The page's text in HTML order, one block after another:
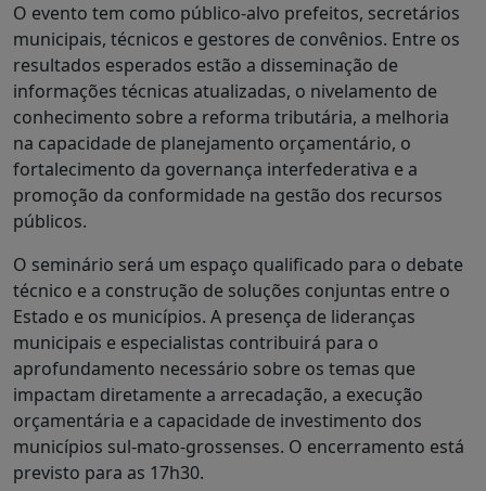
O evento tem como público-alvo prefeitos, secretários
municipais, técnicos e gestores de convênios. Entre os
resultados esperados estão a disseminação de
informações técnicas atualizadas, o nivelamento de
conhecimento sobre a reforma tributária, a melhoria
na capacidade de planejamento orçamentário, o
fortalecimento da governança interfederativa e a
promoção da conformidade na gestão dos recursos
públicos.
O seminário será um espaço qualificado para o debate
técnico e a construção de soluções conjuntas entre o
Estado e os municípios. A presença de lideranças
municipais e especialistas contribuirá para o
aprofundamento necessário sobre os temas que
impactam diretamente a arrecadação, a execução
orçamentária e a capacidade de investimento dos
municípios sul-mato-grossenses. O encerramento está
previsto para as 17h30.